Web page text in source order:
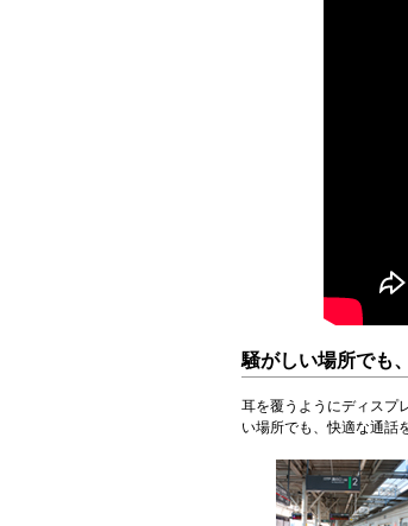
騒がしい場所でも
耳を覆うようにディスプ
い場所でも、快適な通話